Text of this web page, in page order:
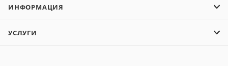
ИНФОРМАЦИЯ
УСЛУГИ